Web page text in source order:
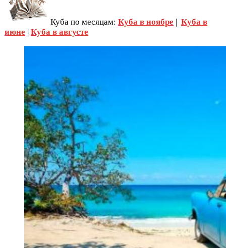
Куба по месяцам: Куба в ноябре | Куба в
июне | Куба в августе